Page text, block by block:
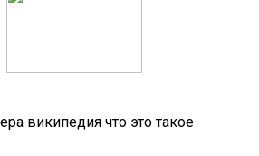
википедия что это такое